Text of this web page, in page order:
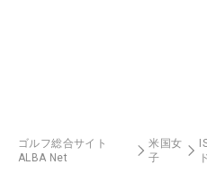
ゴルフ総合サイト
ALBA Net
米国女
子